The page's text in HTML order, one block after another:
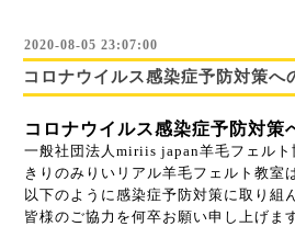
2020-08-05 23:07:00
コロナウイルス感染症予防対策へ
コロナウイルス感染症予防対策
一般社団法人miriis japan羊毛フェルト
きりのみりいリアル羊毛フェルト教室
以下のように感染症予防対策に取り組
皆様のご協力を何卒お願い申し上げま